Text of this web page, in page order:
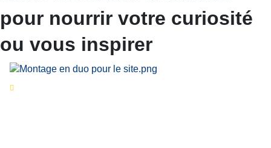
pour nourrir votre curiosité
ou vous inspirer